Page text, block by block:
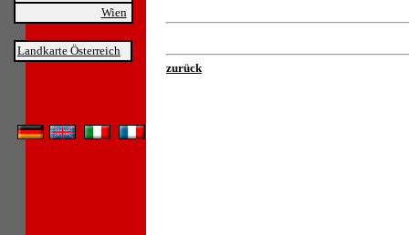
Wien
Landkarte Österreich
zurück